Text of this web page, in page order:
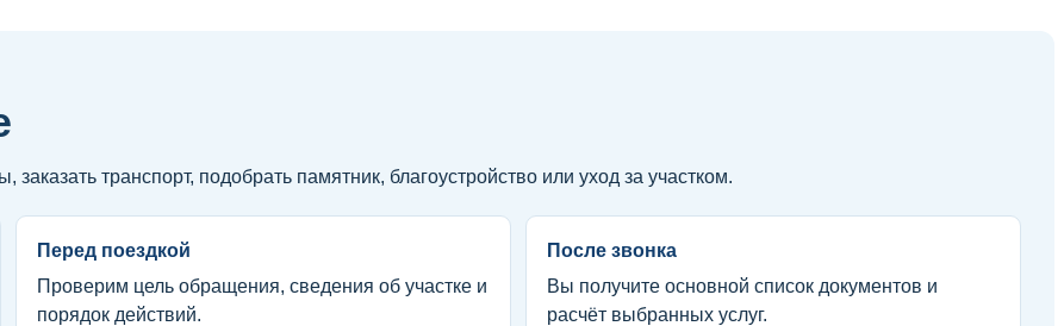
транспорт, подобрать памятник, благоустройство или уход за участком.
Перед поездкой
Проверим цель обращения, сведения об участке и
порядок действий.
После звонка
Вы получите основной список документов и
расчёт выбранных услуг.